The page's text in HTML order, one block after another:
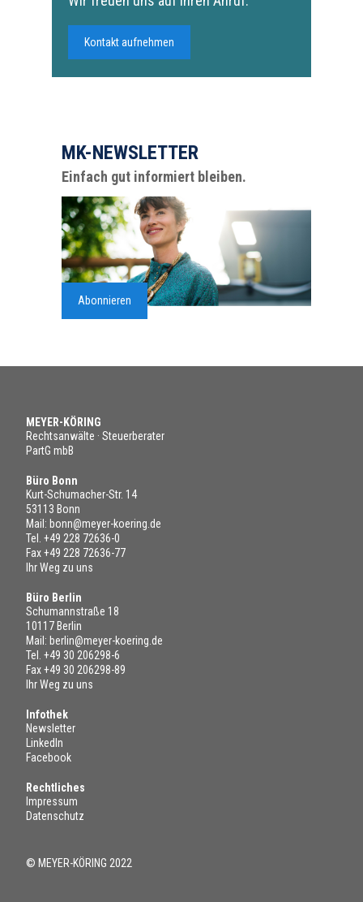
Kontakt aufnehmen
MK-NEWSLETTER
Einfach gut informiert bleiben.
Abonnieren
MEYER-KÖRING
Rechtsanwälte · Steuerberater
PartG mbB
Büro Bonn
Kurt-Schumacher-Str. 14
53113 Bonn
Mail: bonn@meyer-koering.de
Tel. +49 228 72636-0
Fax +49 228 72636-77
Ihr Weg zu uns
Büro Berlin
Schumannstraße 18
10117 Berlin
Mail: berlin@meyer-koering.de
Tel. +49 30 206298-6
Fax +49 30 206298-89
Ihr Weg zu uns
Infothek
Newsletter
LinkedIn
Facebook
Rechtliches
Impressum
Datenschutz
© MEYER-KÖRING 2022